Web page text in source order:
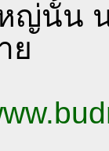
ญ่นั้น
ย